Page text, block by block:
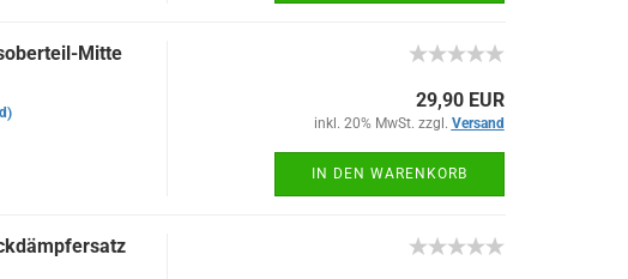
Mitte
29,90 EUR
inkl. 20% MwSt. zzgl. Versand
IN DEN WARENKORB